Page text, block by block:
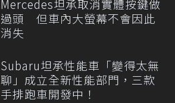
Mercedes坦承取消實體按鍵做
過頭 但車內大螢幕不會因此
消失
Subaru坦承性能車「變得太無
聊」成立全新性能部門，三款
手排跑車開發中！